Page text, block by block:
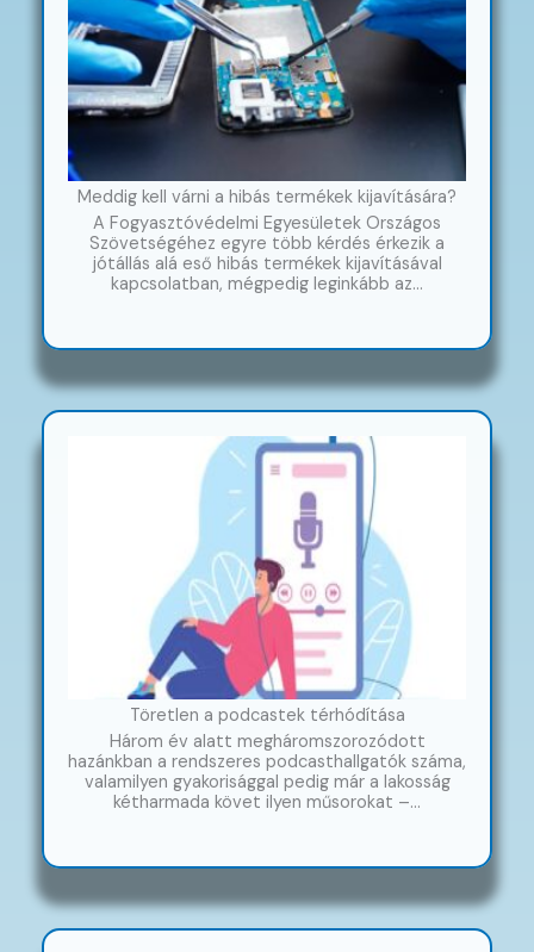
Meddig kell várni a hibás termékek kijavítására?
A Fogyasztóvédelmi Egyesületek Országos
Szövetségéhez egyre több kérdés érkezik a
jótállás alá eső hibás termékek kijavításával
kapcsolatban, mégpedig leginkább az…
Töretlen a podcastek térhódítása
Három év alatt megháromszorozódott
hazánkban a rendszeres podcasthallgatók száma,
valamilyen gyakorisággal pedig már a lakosság
kétharmada követ ilyen műsorokat –…